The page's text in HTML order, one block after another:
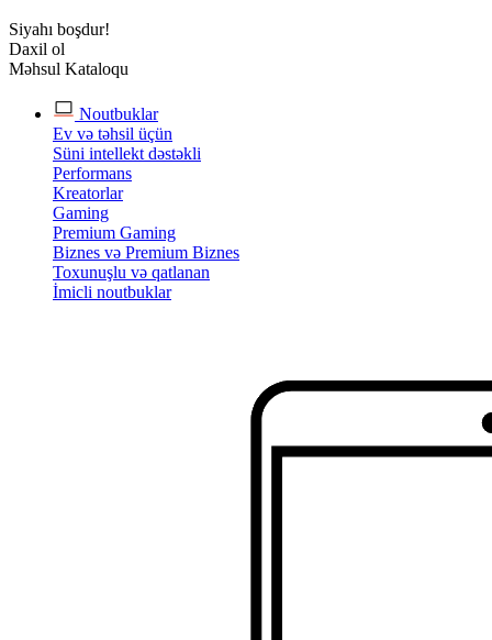
Siyahı boşdur!
Daxil ol
Məhsul Kataloqu
Noutbuklar
Ev və təhsil üçün
Süni intellekt dəstəkli
Performans
Kreatorlar
Gaming
Premium Gaming
Biznes və Premium Biznes
Toxunuşlu və qatlanan
İmicli noutbuklar